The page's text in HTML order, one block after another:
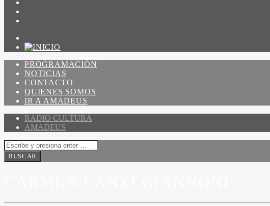
PROGRAMACIÓN
NOTICIAS
CONTACTO
QUIENES SOMOS
IR A AMADEUS
RADIO CULTURA
AMADEUS